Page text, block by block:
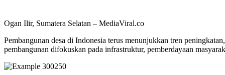
Ogan Ilir, Sumatera Selatan – MediaViral.co
Pembangunan desa di Indonesia terus menunjukkan tren
pembangunan difokuskan pada infrastruktur, pemberdayaan